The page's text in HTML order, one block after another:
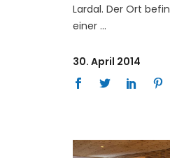
Lardal. Der Ort
einer
30. April 2014